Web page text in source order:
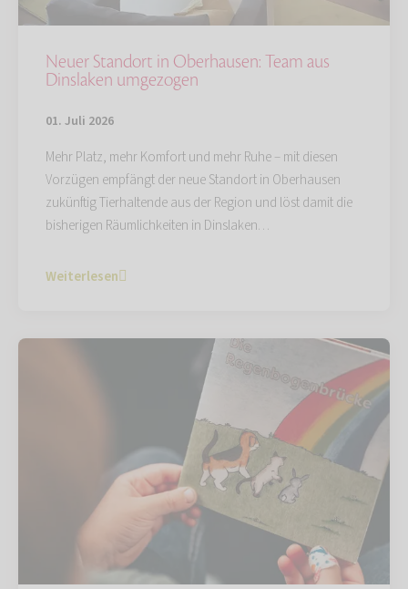
Neuer Standort in Oberhausen: Team aus
Dinslaken umgezogen
01. Juli 2026
Mehr Platz, mehr Komfort und mehr Ruhe – mit diesen
Vorzügen empfängt der neue Standort in Oberhausen
zukünftig Tierhaltende aus der Region und löst damit die
bisherigen Räumlichkeiten in Dinslaken…
Weiterlesen